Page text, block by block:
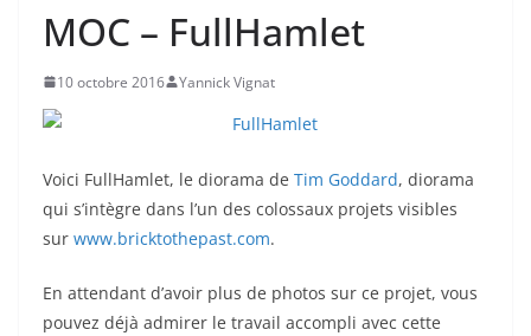
MOC – FullHamlet
10 octobre 2016 Yannick Vignat
Voici FullHamlet, le diorama de Tim Goddard, diorama
qui s’intègre dans l’un des colossaux projets visibles
sur www.bricktothepast.com.
En attendant d’avoir plus de photos sur ce projet, vous
pouvez déjà admirer le travail accompli avec cette